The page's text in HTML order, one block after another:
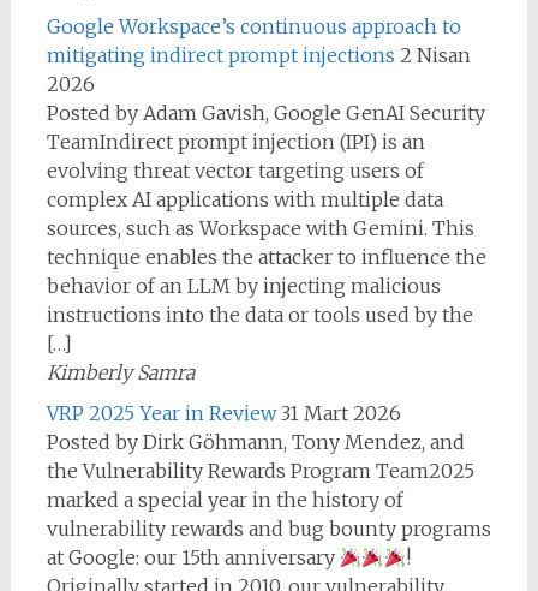
Google Workspace’s continuous approach to
mitigating indirect prompt injections 2 Nisan
2026
Posted by Adam Gavish, Google GenAI Security
TeamIndirect prompt injection (IPI) is an
evolving threat vector targeting users of
complex AI applications with multiple data
sources, such as Workspace with Gemini. This
technique enables the attacker to influence the
behavior of an LLM by injecting malicious
instructions into the data or tools used by the
[…]
Kimberly Samra
VRP 2025 Year in Review 31 Mart 2026
Posted by Dirk Göhmann, Tony Mendez, and
the Vulnerability Rewards Program Team2025
marked a special year in the history of
vulnerability rewards and bug bounty programs
at Google: our 15th anniversary
!